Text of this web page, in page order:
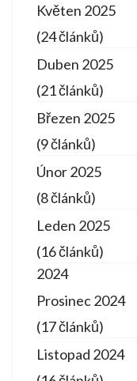
Květen 2025
(24 článků)
Duben 2025
(21 článků)
Březen 2025
(9 článků)
Únor 2025
(8 článků)
Leden 2025
(16 článků)
2024
Prosinec 2024
(17 článků)
Listopad 2024